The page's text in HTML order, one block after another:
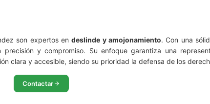
son expertos endeslinde y amojonamiento. Con una
y compromiso. Su enfoque garantiza una
clara y accesible, siendo su prioridad la defensa de los
Contactar